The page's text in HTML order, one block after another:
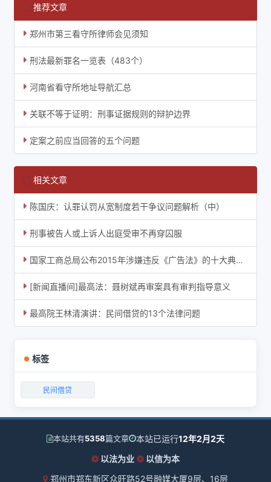
推荐文章
郑州市第三看守所律师会见须知
刑法最新罪名一览表（483个）
河南省看守所地址导航汇总
关联不等于证明：刑事证据规则的辩护边界
定案之前应当回答的五个问题
相关文章
陈国庆：认罪认罚从宽制度若干争议问题解析（中）
刑事被告人或上诉人出庭受审不再穿囚服
国家工商总局公布2015年涉嫌违反《广告法》的十大典型案例
[新闻直播间]最高法：聂树斌再审案具有审判指导意义
最高院王林清演讲：民间借贷的13个法律问题
标签
民间借贷
本站共有5358篇文章 本站已运行12年2月2天
以法为业
以信为本
郑州市郑东新区众旺路52号融媒大厦9层、16层